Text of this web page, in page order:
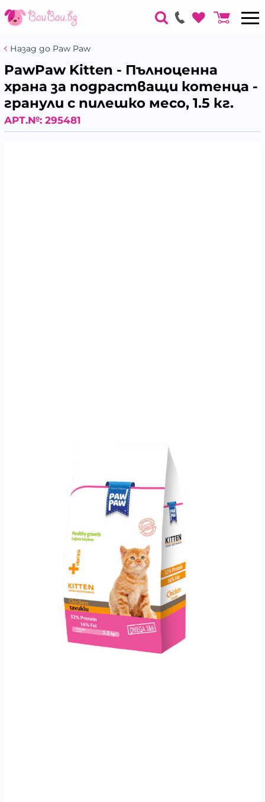
Назад до Paw Paw
PawPaw Kitten - Пълноценна
храна за подрастващи котенца -
гранули с пилешко месо, 1.5 кг.
АРТ.№: 295481